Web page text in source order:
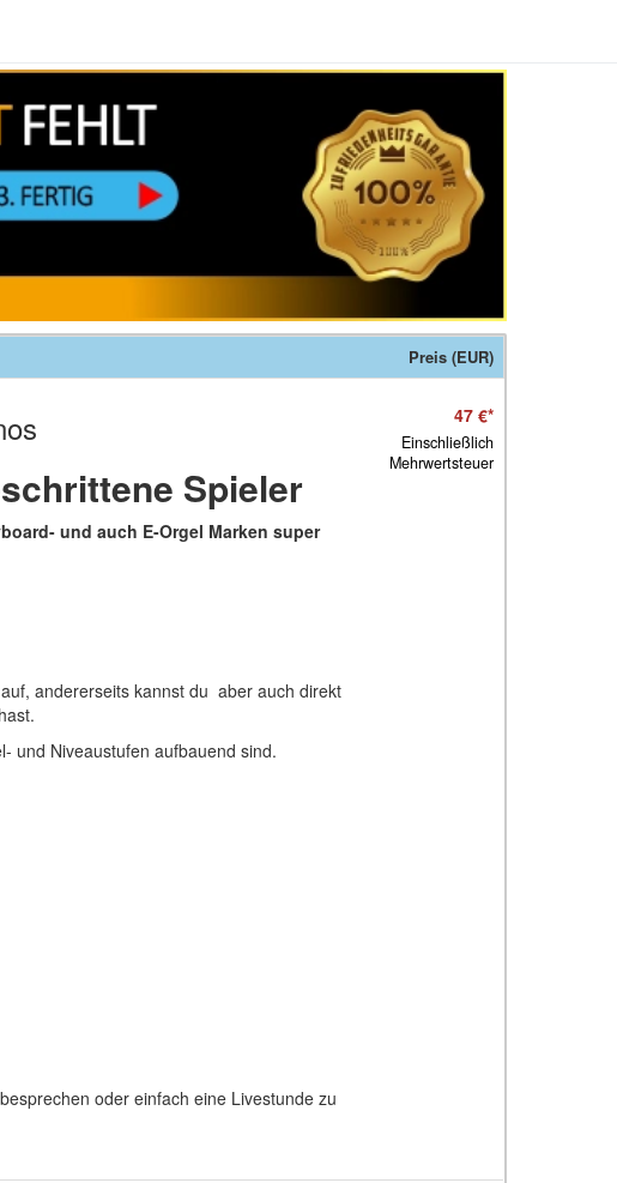
Preis (EUR)
Spieler
und auch E-Orgel Marken super
andererseits kannst du aber auch direkt
und Niveaustufen aufbauend sind.
oder einfach eine Livestunde zu
47 €*
Einschließlich
Mehrwertsteuer